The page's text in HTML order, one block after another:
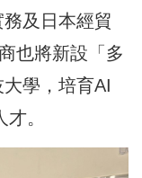
及日本經貿
也將新設「多
學，培育AI
。